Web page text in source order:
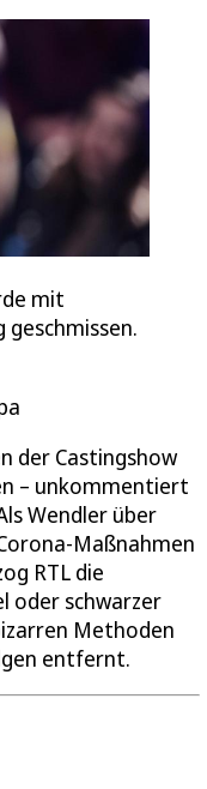
mit
geschmissen.
der Castingshow
– unkommentiert
Wendler über
Maßnahmen
RTL die
oder schwarzer
Methoden
entfernt.